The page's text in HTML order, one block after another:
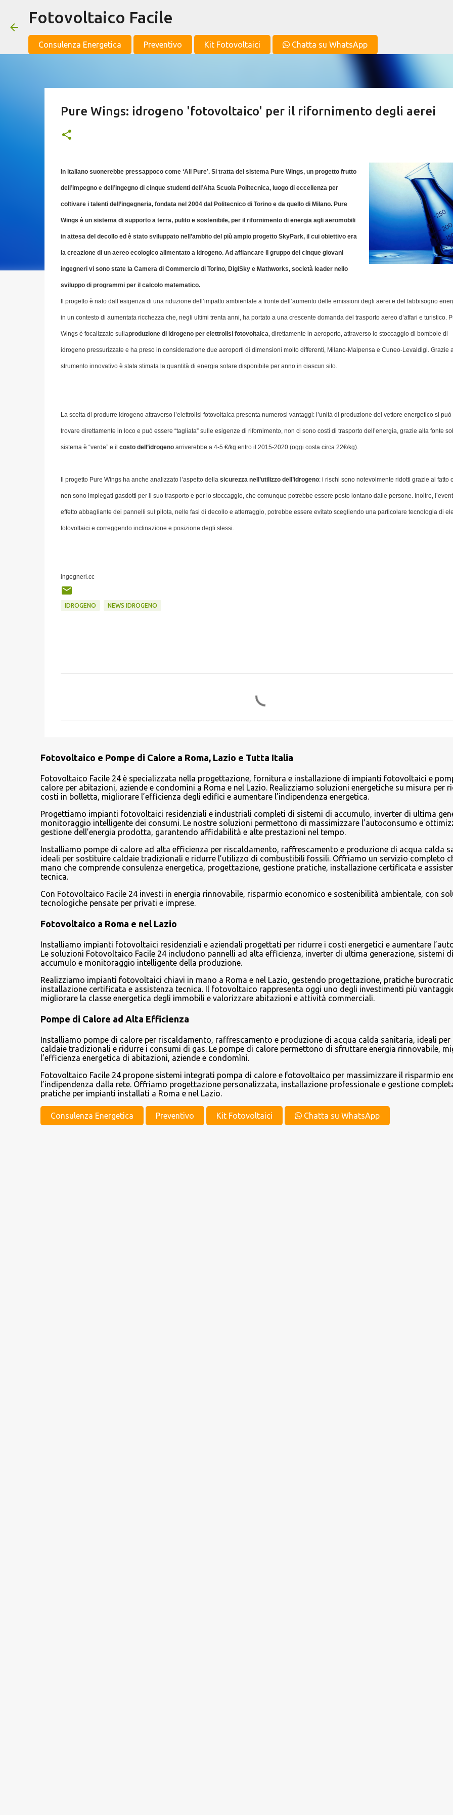
Fotovoltaico Facile
Consulenza Energetica Preventivo Kit Fotovoltaici Chatta su WhatsApp
Pure Wings: idrogeno 'fotovoltaico' per il rifornimento degli aerei
In italiano suonerebbe pressappoco come ‘Ali Pure’. Si tratta del sistema Pure Wings, un progetto frutto
dell’impegno e dell’ingegno di cinque studenti dell’Alta Scuola Politecnica, luogo di eccellenza per
coltivare i talenti dell’ingegneria, fondata nel 2004 dal Politecnico di Torino e da quello di Milano. Pure
Wings è un sistema di supporto a terra, pulito e sostenibile, per il rifornimento di energia agli aeromobili
in attesa del decollo ed è stato sviluppato nell’ambito del più ampio progetto SkyPark, il cui obiettivo era
la creazione di un aereo ecologico alimentato a idrogeno. Ad affiancare il gruppo dei cinque giovani
ingegneri vi sono state la Camera di Commercio di Torino, DigiSky e Mathworks, società leader nello
sviluppo di programmi per il calcolo matematico.
Il progetto è nato dall’esigenza di una riduzione dell’impatto ambientale a fronte dell’aumento delle emissioni degli aerei e del fabbisogno
in un contesto di aumentata ricchezza che, negli ultimi trenta anni, ha portato a una crescente domanda del trasporto aereo d’affari e turistico.
Wings è focalizzato sullaproduzione di idrogenoper elettrolisi fotovoltaica, direttamente in aeroporto, attraverso lo stoccaggio di bombole di
idrogeno pressurizzate e ha preso in considerazione due aeroporti di dimensioni molto differenti, Milano-Malpensa e Cuneo-Levaldigi. Grazie
strumento innovativo è stata stimata la quantità di energia solare disponibile per anno in ciascun sito.
La scelta di produrre idrogeno attraverso l’elettrolisi fotovoltaica presenta numerosi vantaggi: l’unità di produzione del vettore energetico si può
trovare direttamente in loco e può essere “tagliata” sulle esigenze di rifornimento, non ci sono costi di trasporto dell’energia, grazie alla fonte
sistema è “verde” e il costo dell’idrogeno arriverebbe a 4-5 €/kg entro il 2015-2020 (oggi costa circa 22€/kg).
Il progetto Pure Wings ha anche analizzato l’aspetto della sicurezza nell’utilizzo dell’idrogeno: i rischi sono notevolmente ridotti grazie al fatto
non sono impiegati gasdotti per il suo trasporto e per lo stoccaggio, che comunque potrebbe essere posto lontano dalle persone. Inoltre,
effetto abbagliante dei pannelli sul pilota, nelle fasi di decollo e atterraggio, potrebbe essere evitato scegliendo una particolare tecnologia di
fotovoltaici e correggendo inclinazione e posizione degli stessi.
ingegneri.cc
IDROGENO NEWS IDROGENO
n
t
i
Fotovoltaico e Pompe di Calore a Roma, Lazio e Tutta Italia
Fotovoltaico Facile 24 è specializzata nella progettazione, fornitura e installazione di impianti fotovoltaici e
calore per abitazioni, aziende e condomìni a Roma e nel Lazio. Realizziamo soluzioni energetiche su misura per
costi in bolletta, migliorare l’efficienza degli edifici e aumentare l’indipendenza energetica.
Progettiamo impianti fotovoltaici residenziali e industriali completi di sistemi di accumulo, inverter di ultima
monitoraggio intelligente dei consumi. Le nostre soluzioni permettono di massimizzare l’autoconsumo e
gestione dell’energia prodotta, garantendo affidabilità e alte prestazioni nel tempo.
Installiamo pompe di calore ad alta efficienza per riscaldamento, raffrescamento e produzione di acqua calda
ideali per sostituire caldaie tradizionali e ridurre l’utilizzo di combustibili fossili. Offriamo un servizio completo
mano che comprende consulenza energetica, progettazione, gestione pratiche, installazione certificata e
tecnica.
Con Fotovoltaico Facile 24 investi in energia rinnovabile, risparmio economico e sostenibilità ambientale, con
tecnologiche pensate per privati e imprese.
Fotovoltaico a Roma e nel Lazio
Installiamo impianti fotovoltaici residenziali e aziendali progettati per ridurre i costi energetici e aumentare
Le soluzioni Fotovoltaico Facile 24 includono pannelli ad alta efficienza, inverter di ultima generazione, sistemi di
accumulo e monitoraggio intelligente della produzione.
Realizziamo impianti fotovoltaici chiavi in mano a Roma e nel Lazio, gestendo progettazione, pratiche
installazione certificata e assistenza tecnica. Il fotovoltaico rappresenta oggi uno degli investimenti più
migliorare la classe energetica degli immobili e valorizzare abitazioni e attività commerciali.
Pompe di Calore ad Alta Efficienza
Installiamo pompe di calore per riscaldamento, raffrescamento e produzione di acqua calda sanitaria, ideali
caldaie tradizionali e ridurre i consumi di gas. Le pompe di calore permettono di sfruttare energia rinnovabile,
l’efficienza energetica di abitazioni, aziende e condomìni.
Fotovoltaico Facile 24 propone sistemi integrati pompa di calore e fotovoltaico per massimizzare il risparmio
l’indipendenza dalla rete. Offriamo progettazione personalizzata, installazione professionale e gestione
pratiche per impianti installati a Roma e nel Lazio.
Consulenza Energetica Preventivo Kit Fotovoltaici Chatta su WhatsApp